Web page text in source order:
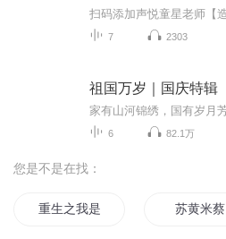
7 2303
祖国万岁｜国庆特辑
6 82.1万
您是不是在找：
重生之我是蔡锷 苏黄米蔡